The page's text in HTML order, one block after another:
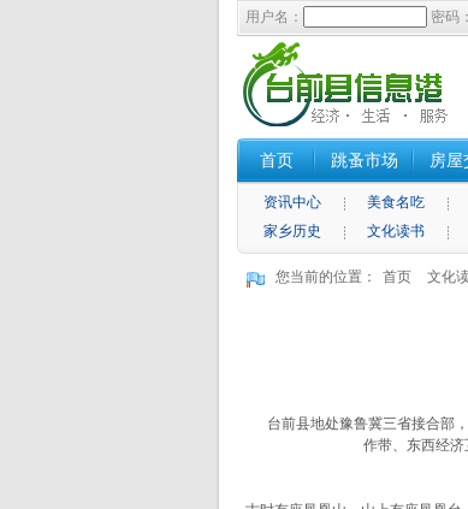
用户名： 密码：
首页 跳蚤市场 房屋
资讯中心 美食名吃
家乡历史
文化读书
您当前的位置： 首页 文化
台前县地处豫鲁冀三省接合部，
作带、东西经济